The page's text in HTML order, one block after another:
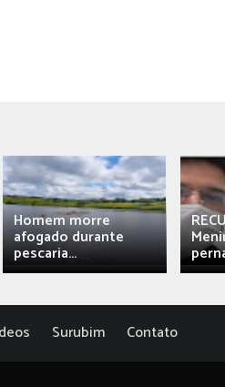
Homem morre
afogado durante
pescaria...
Surubim Contato